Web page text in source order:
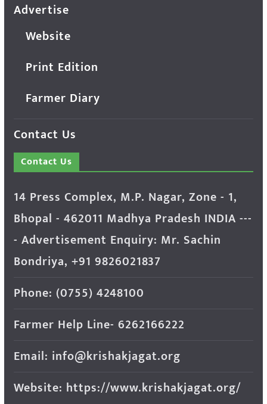
Advertise
Website
Print Edition
Farmer Diary
Contact Us
Contact Us
14 Press Complex, M.P. Nagar, Zone - 1,
Bhopal - 462011 Madhya Pradesh INDIA ---
- Advertisement Enquiry: Mr. Sachin
Bondriya, +91 9826021837
Phone: (0755) 4248100
Farmer Help Line- 6262166222
Email: info@krishakjagat.org
Website: https://www.krishakjagat.org/